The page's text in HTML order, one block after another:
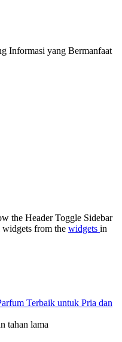
Informasi yang Bermanfaat
the Header Toggle Sidebar
widgets from the widgets in
Terbaik untuk Pria dan
tahan lama